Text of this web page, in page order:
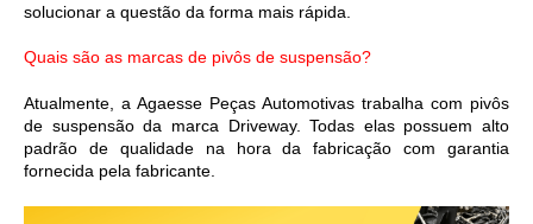
solucionar a questão da forma mais rápida.
Quais são as marcas de pivôs de suspensão?
Atualmente, a Agaesse Peças Automotivas trabalha com pivôs
de suspensão da marca Driveway. Todas elas possuem alto
padrão de qualidade na hora da fabricação com garantia
fornecida pela fabricante.